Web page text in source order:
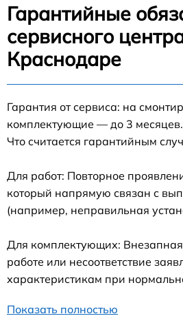
Гарантийные
сервисного
Краснодаре
Гарантия от сервиса: на
комплектующие — до 3 месяцев.
Что считается гарантийным
Для работ: Повторное
который напрямую связан с
(например, неправильная
Для комплектующих:
работе или несоответствие
характеристикам при
Показать полностью